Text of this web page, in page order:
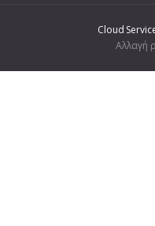
Cloud
Αλλαγή